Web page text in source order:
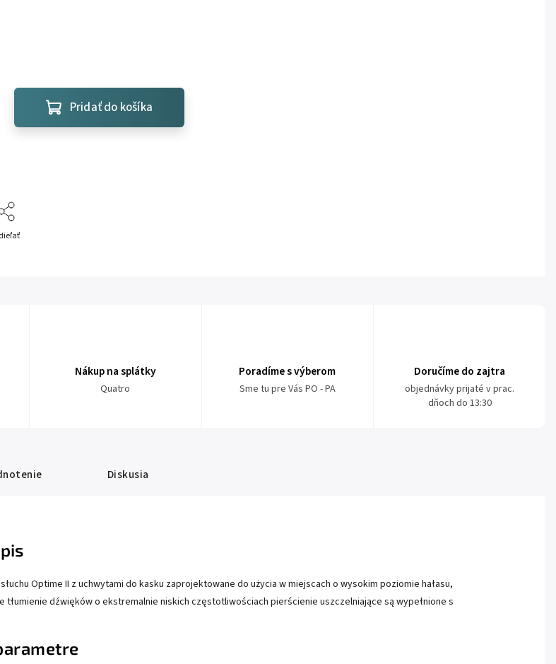
Pridať do košíka
Nákup na splátky
Quatro
Poradíme s výberom
Sme tu pre Vás PO - PA
Doručíme do zajtra
objednávky prijaté v prac.
dňoch do 13:30
Diskusia
Optime II z uchwytami do kasku zaprojektowane do użycia w miejscach o wysokim poziomie hałasu,
tłumienie dźwięków o ekstremalnie niskich częstotliwościach pierścienie uszczelniające są wypełnione s